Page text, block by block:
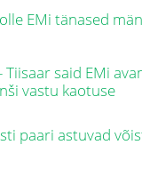
EMi tänased
Tiisaar said EMi
vastu kaotuse
paari astuvad